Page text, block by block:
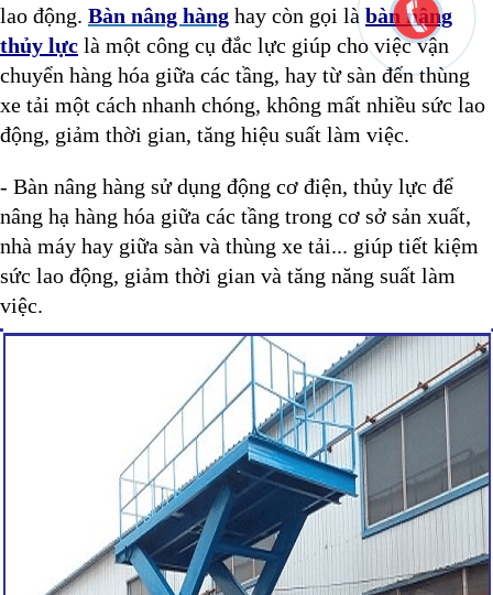
lao động. Bàn nâng hàng hay còn gọi là bàn nâng
thủy lực là một công cụ đắc lực giúp cho việc vận
chuyển hàng hóa giữa các tầng, hay từ sàn đến thùng
xe tải một cách nhanh chóng, không mất nhiều sức lao
động, giảm thời gian, tăng hiệu suất làm việc.
- Bàn nâng hàng sử dụng động cơ điện, thủy lực để
nâng hạ hàng hóa giữa các tầng trong cơ sở sản xuất,
nhà máy hay giữa sàn và thùng xe tải... giúp tiết kiệm
sức lao động, giảm thời gian và tăng năng suất làm
việc.